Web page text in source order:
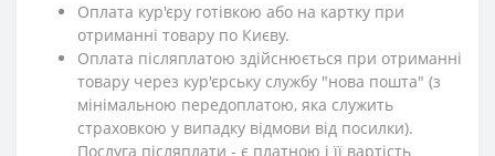
Оплата кур'єру готівкою або на картку при
отриманні товару по Києву.
Оплата післяплатою здійснюється при отриманні
товару через кур'єрську службу "нова пошта" (з
мінімальною передоплатою, яка служить
страховкою у випадку відмови від посилки).
Послуга післяплати - є платною і її вартість